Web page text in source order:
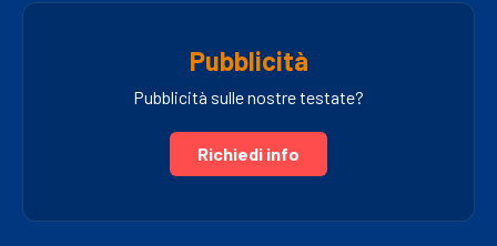
Pubblicità
Pubblicità sulle nostre testate?
Richiedi info